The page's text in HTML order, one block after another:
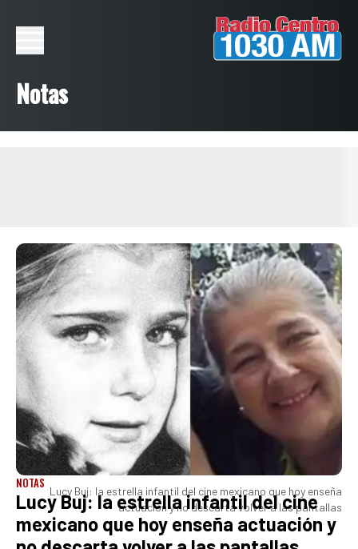
Notas
Lucy Buj: la estrella infantil del cine mexicano que hoy enseña
actuación y no descarta volver a las pantallas
NOTAS
Lucy Buj: la estrella infantil del cine
mexicano que hoy enseña actuación y